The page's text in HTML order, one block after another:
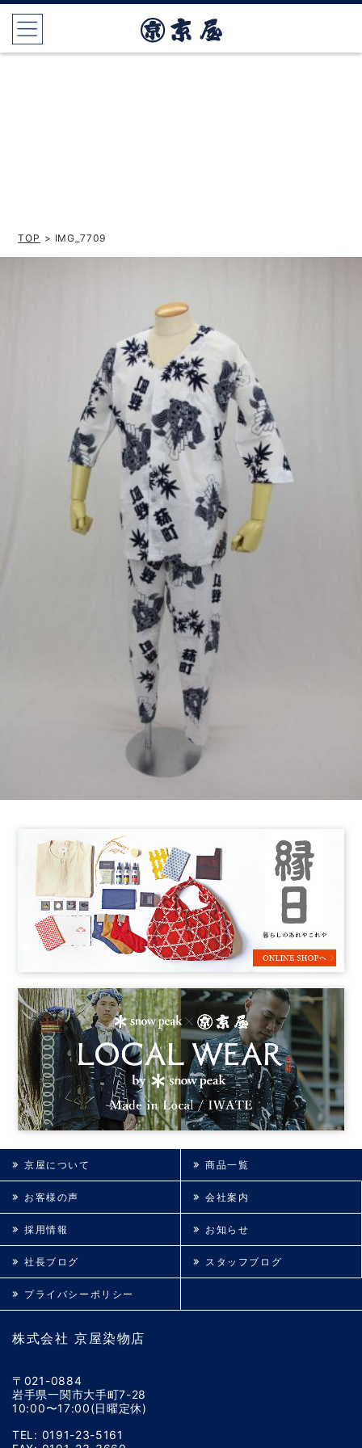
TOP > IMG_7709
株式会社 京屋染物店
〒021-0884
岩手県一関市大手町7-28
10:00〜17:00(日曜定休)
TEL: 0191-23-5161
京屋について 商品一覧
お客様の声 会社案内
採用情報 お知らせ
社長ブログ スタッフブログ
プライバシーポリシー